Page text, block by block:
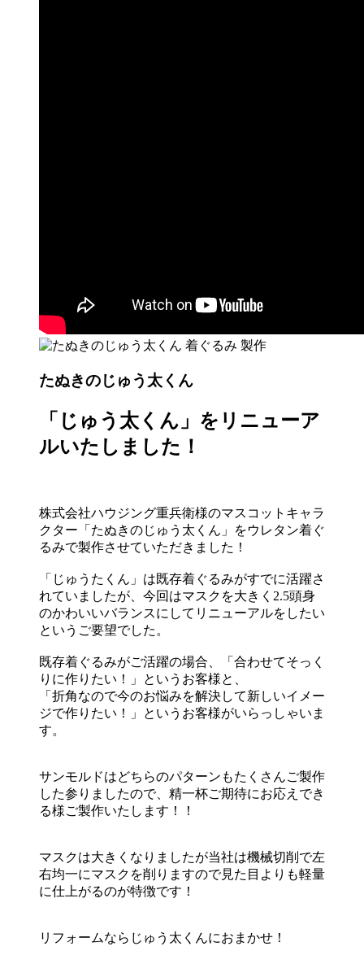
たぬきのじゅう太くん
「じゅう太くん」をリニューア
ルいたしました！
株式会社ハウジング重兵衛様のマスコットキャラ
クター「たぬきのじゅう太くん」をウレタン着ぐ
るみで製作させていただきました！
「じゅうたくん」は既存着ぐるみがすでに活躍さ
れていましたが、今回はマスクを大きく2.5頭身
のかわいいバランスにしてリニューアルをしたい
というご要望でした。
既存着ぐるみがご活躍の場合、「合わせてそっく
りに作りたい！」というお客様と、
「折角なので今のお悩みを解決して新しいイメー
ジで作りたい！」というお客様がいらっしゃいま
す。
サンモルドはどちらのパターンもたくさんご製作
した参りましたので、精一杯ご期待にお応えでき
る様ご製作いたします！！
マスクは大きくなりましたが当社は機械切削で左
右均一にマスクを削りますので見た目よりも軽量
に仕上がるのが特徴です！
リフォームならじゅう太くんにおまかせ！